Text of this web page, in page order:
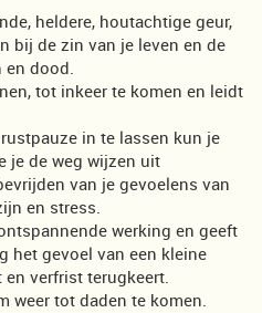
heldere, houtachtige geur,
bij de zin van je leven en de
en dood.
tot inkeer te komen en leidt
in te lassen kun je
je de weg wijzen uit
van je gevoelens van
en stress.
werking en geeft
het gevoel van een kleine
en verfrist terugkeert.
weer tot daden te komen.